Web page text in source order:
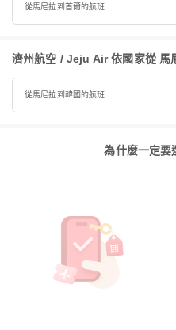
從馬尼拉到首爾的航班
濟州航空 / Jeju Air 依國家從 馬
從馬尼拉到韓國的航班
為什麼一定